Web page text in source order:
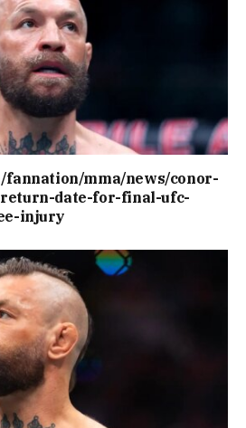
fannation/mma/news/conor-
date-for-final-ufc-
injury